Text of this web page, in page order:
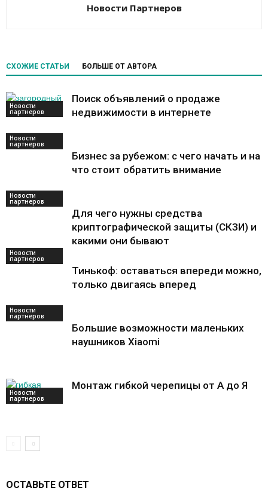
Новости Партнеров
СХОЖИЕ СТАТЬИ БОЛЬШЕ ОТ АВТОРА
Новости
партнеров
Поиск объявлений о продаже
недвижимости в интернете
Новости
партнеров
Бизнес за рубежом: с чего начать и на
что стоит обратить внимание
Новости
партнеров
Для чего нужны средства
криптографической защиты (СКЗИ) и
какими они бывают
Новости
партнеров
Тинькоф: оставаться впереди можно,
только двигаясь вперед
Новости
партнеров
Большие возможности маленьких
наушников Xiaomi
Новости
партнеров
Монтаж гибкой черепицы от А до Я
ОСТАВЬТЕ ОТВЕТ